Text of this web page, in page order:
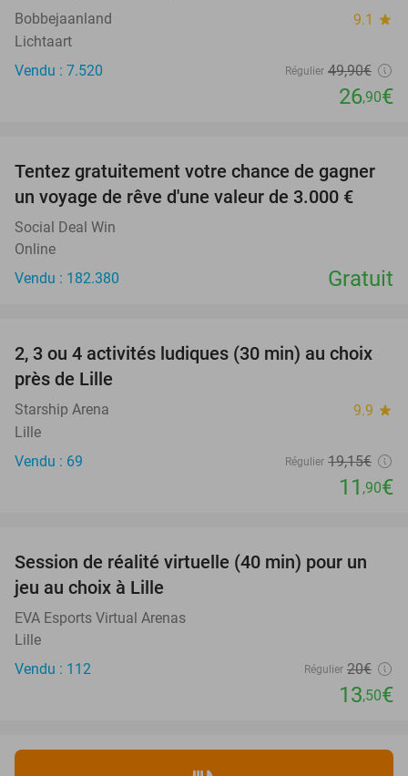
Bobbejaanland 9.1 star
Lichtaart
Vendu : 7.520
Régulier 49,90€
26,90€
Tentez gratuitement votre chance de gagner
un voyage de rêve d'une valeur de 3.000 €
Social Deal Win
Online
Vendu : 182.380
Gratuit
38%
2, 3 ou 4 activités ludiques (30 min) au choix
près de Lille
Starship Arena 9.9 star
Lille
Vendu : 69
Régulier 19,15€
11 ,90€
33%
Session de réalité virtuelle (40 min) pour un
jeu au choix à Lille
EVA Esports Virtual Arenas
Lille
Vendu : 112
Régulier 20€
13,50€